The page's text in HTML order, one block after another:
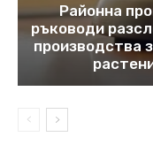
Районна
ръководи
производства